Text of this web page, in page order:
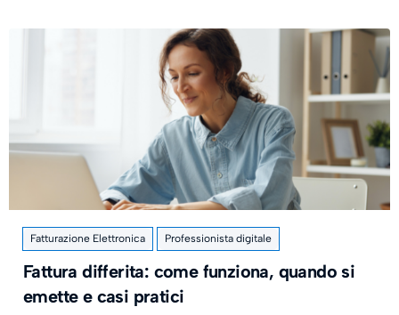
Fatturazione Elettronica Professionista digitale
Fattura differita: come funziona, quando si
emette e casi pratici